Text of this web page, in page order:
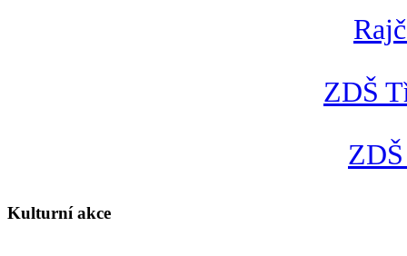
ZDŠ
Kulturní akce